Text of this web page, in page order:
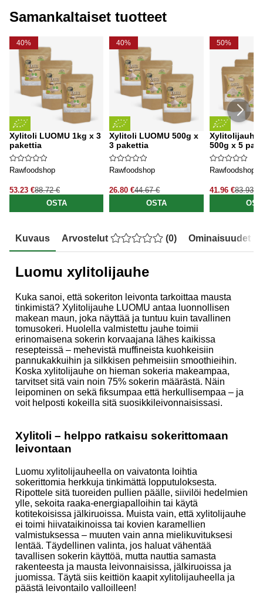
Samankaltaiset tuotteet
40%
Xylitoli LUOMU 1kg x 3
pakettia
Rawfoodshop
53.23 €88.72 €
OSTA
40%
Xylitoli LUOMU 500g x
3 pakettia
Rawfoodshop
26.80 €44.67 €
OSTA
50%
Xylitolijauhe
500g x 5
Rawfoodshop
41.96 €83.93 €
Kuvaus Arvostelut (0) Ominaisuudet
Luomu xylitolijauhe
Kuka sanoi, että sokeriton leivonta tarkoittaa mausta
tinkimistä? Xylitolijauhe LUOMU antaa luonnollisen
makean maun, joka näyttää ja tuntuu kuin tavallinen
tomusokeri. Huolella valmistettu jauhe toimii
erinomaisena sokerin korvaajana lähes kaikissa
resepteissä – mehevistä muffineista kuohkeisiin
pannukakkuihin ja silkkisen pehmeisiin smoothieihin.
Koska xylitolijauhe on hieman sokeria makeampaa,
tarvitset sitä vain noin 75% sokerin määrästä. Näin
leipominen on sekä fiksumpaa että herkullisempaa – ja
voit helposti kokeilla sitä suosikkileivonnaisissasi.
Xylitoli – helppo ratkaisu sokerittomaan
leivontaan
Luomu xylitolijauheella on vaivatonta loihtia
sokerittomia herkkuja tinkimättä lopputuloksesta.
Ripottele sitä tuoreiden pullien päälle, siivilöi hedelmien
ylle, sekoita raaka-energiapalloihin tai käytä
kotitekoisissa jälkiruoissa. Muista vain, että xylitolijauhe
ei toimi hiivataikinoissa tai kovien karamellien
valmistuksessa – muuten vain anna mielikuvituksesi
lentää. Täydellinen valinta, jos haluat vähentää
tavallisen sokerin käyttöä, mutta nauttia samasta
rakenteesta ja mausta leivonnaisissa, jälkiruoissa ja
juomissa. Täytä siis keittiön kaapit xylitolijauheella ja
päästä leivontailo valloilleen!